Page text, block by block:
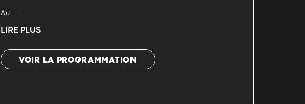
Au...
LIRE PLUS
VOIR LA PROGRAMMATION